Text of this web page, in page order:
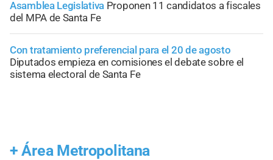
Asamblea Legislativa Proponen 11 candidatos a fiscales
del MPA de Santa Fe
Con tratamiento preferencial para el 20 de agosto
Diputados empieza en comisiones el debate sobre el
sistema electoral de Santa Fe
+ Área Metropolitana